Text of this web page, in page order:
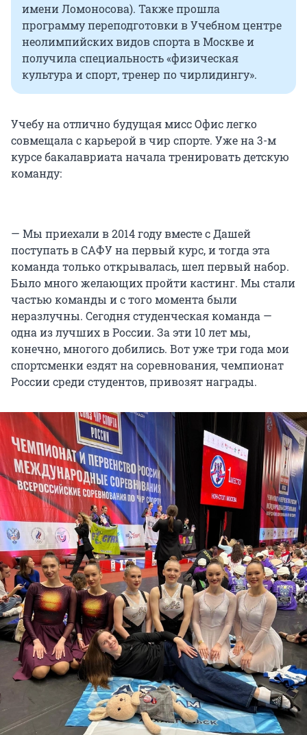
имени Ломоносова). Также прошла
программу переподготовки в Учебном центре
неолимпийских видов спорта в Москве и
получила специальность «физическая
культура и спорт, тренер по чирлидингу».
Учебу на отлично будущая мисс Офис легко
совмещала с карьерой в чир спорте. Уже на 3-м
курсе бакалавриата начала тренировать детскую
команду:
— Мы приехали в 2014 году вместе с Дашей
поступать в САФУ на первый курс, и тогда эта
команда только открывалась, шел первый набор.
Было много желающих пройти кастинг. Мы стали
частью команды и с того момента были
неразлучны. Сегодня студенческая команда —
одна из лучших в России. За эти 10 лет мы,
конечно, многого добились. Вот уже три года мои
спортсменки ездят на соревнования, чемпионат
России среди студентов, привозят награды.